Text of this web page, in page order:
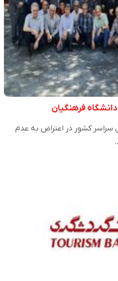
فرهنگیان
سراسر کشور در اعتراض به عدم